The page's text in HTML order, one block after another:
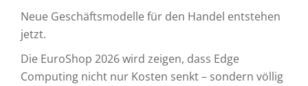
Neue Geschäftsmodelle für den Handel entstehen
jetzt.
Die EuroShop 2026 wird zeigen, dass Edge
Computing nicht nur Kosten senkt – sondern völlig